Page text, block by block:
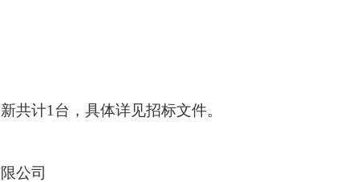
共计1 台，具体详见招标文件。
公司